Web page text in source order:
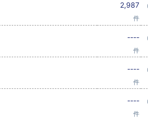
2,987
件
----
件
----
件
----
件